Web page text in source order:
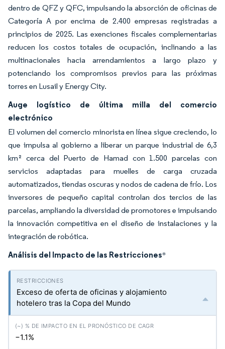
dentro de QFZ y QFC, impulsando la absorción de oficinas de
Categoría A por encima de 2.400 empresas registradas a
principios de 2025. Las exenciones fiscales complementarias
reducen los costos totales de ocupación, inclinando a las
multinacionales hacia arrendamientos a largo plazo y
potenciando los compromisos previos para las próximas
torres en Lusail y Energy City.
Auge logístico de última milla del comercio
electrónico
El volumen del comercio minorista en línea sigue creciendo, lo
que impulsa al gobierno a liberar un parque industrial de 6,3
km² cerca del Puerto de Hamad con 1.500 parcelas con
servicios adaptadas para muelles de carga cruzada
automatizados, tiendas oscuras y nodos de cadena de frío. Los
inversores de pequeño capital controlan dos tercios de las
parcelas, ampliando la diversidad de promotores e impulsando
la innovación competitiva en el diseño de instalaciones y la
integración de robótica.
Análisis del Impacto de las Restricciones*
Exceso de oferta de oficinas y alojamiento
hotelero tras la Copa del Mundo
−1.1%